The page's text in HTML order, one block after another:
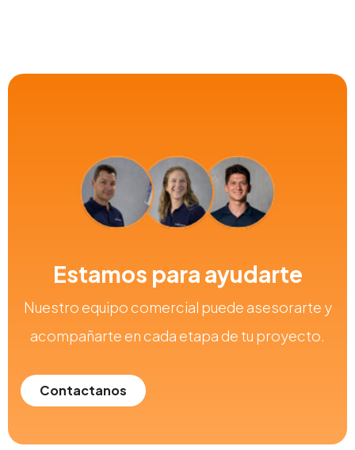
Estamos para ayudarte
Nuestro equipo comercial puede asesorarte y
acompañarte en cada etapa de tu proyecto.
Contactanos